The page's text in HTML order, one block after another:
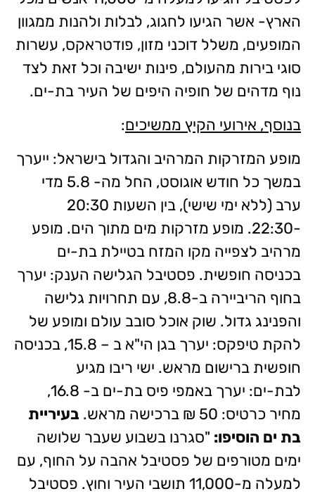
הארץ- אשר הגיעו לחגוג, לבלות ולהנות ממגוון
המופעים, משלל דוכני מזון, פודטראקס, עשרות
סוגי בירות מהעולם, פינות ישיבה וכל זאת לצד
נוף מדהים של חופיה היפים של העיר בת-ים.
בנוסף, אירועי הקיץ ממשיכים:
מופע המזרקות המרהיב והגדול בישראל: ייערך
במשך כל חודש אוגוסט, החל מה- 5.8 מדי
ערב (ללא ימי שישי), בין השעות 20:30
-22:30. מופע מזרקות מים מתוך הים. מופע
מרהיב לצפייה מקו המזח בטיילת בת-ים
בכניסה חופשית. פסטיבל הגלישה הענק: יערך
בחוף הריביירה ב-8.8, עם תחרויות גלישה
והפנינג גדול. שוק אוכל סובב עולם ומופע של
להקת טיפקס:
יערך בגן הי"א ב – 15.8, בכניסה
חופשית ברישום מראש. ישי ריבו מגיע
לבת-ים:
יערך באמפי פיס בת-ים ב- 16.8,
מחיר כרטיס: 50 ₪ ברכישה מראש.
בעיריית
בת ים הוסיפו: "סגרנו בשבוע שעבר שלושה
ימים מטורפים של פסטיבל אהבה על החוף, עם
למעלה מ-11,000 תושבי העיר וחוץ. פסטיבל